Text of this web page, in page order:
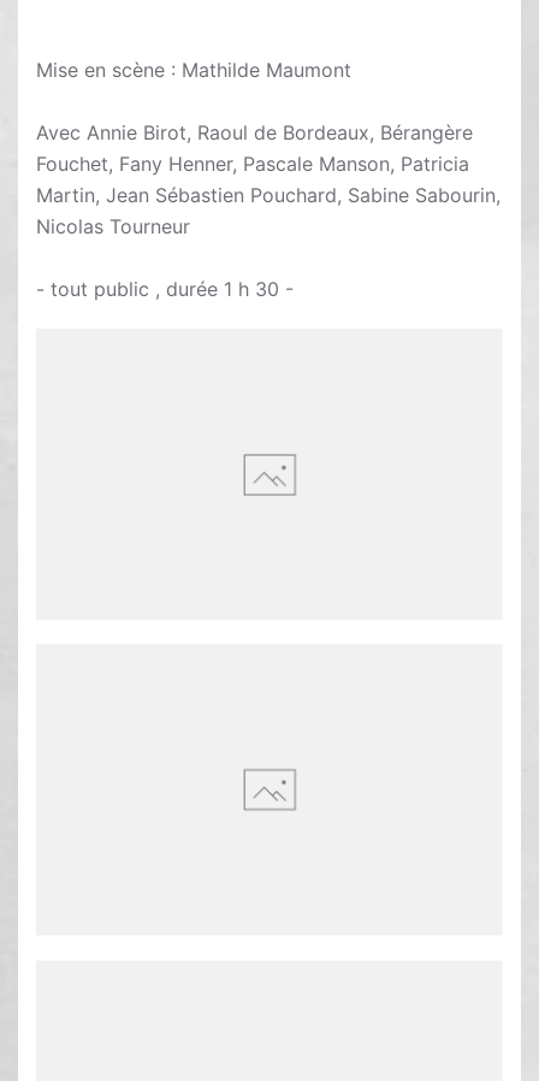
Mise en scène : Mathilde Maumont
Avec Annie Birot, Raoul de Bordeaux, Bérangère
Fouchet, Fany Henner, Pascale Manson, Patricia
Martin, Jean Sébastien Pouchard, Sabine Sabourin,
Nicolas Tourneur
- tout public , durée 1 h 30 -